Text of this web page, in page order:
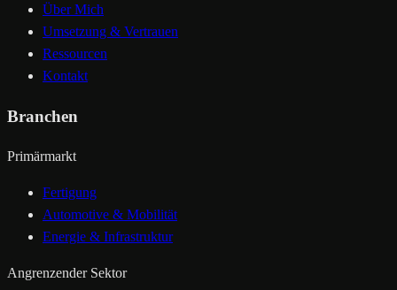
Über Mich
Umsetzung & Vertrauen
Ressourcen
Kontakt
Branchen
Primärmarkt
Fertigung
Automotive & Mobilität
Energie & Infrastruktur
Angrenzender Sektor